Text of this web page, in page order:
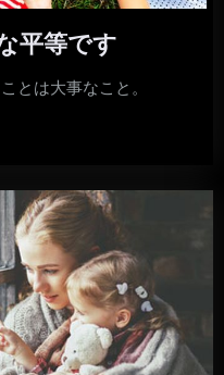
平等です
とは大事なこと。